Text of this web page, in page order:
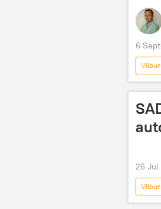
6
Vilbur
Balkan
26 Jul
Vilbur